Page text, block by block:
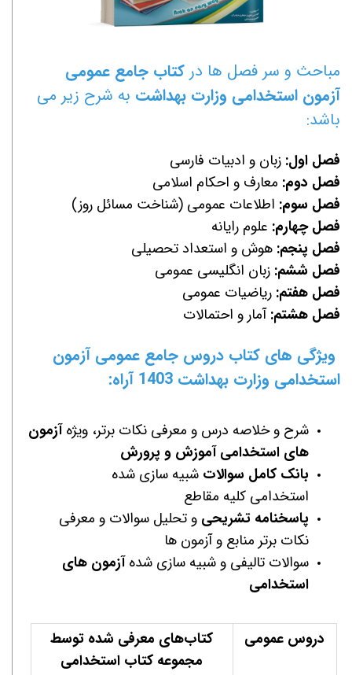
مباحث و سر فصل ها در کتاب جامع عمومی
آزمون استخدامی وزارت بهداشت به شرح زیر می
باشد:
فصل اول: زبان و ادبیات فارسی
فصل دوم: معارف و احکام اسلامی
فصل سوم: اطلاعات عمومی (شناخت مسائل روز)
فصل چهارم: علوم رایانه
فصل پنجم: هوش و استعداد تحصیلی
فصل ششم: زبان انگلیسی عمومی
فصل هفتم: ریاضیات عمومی
فصل هشتم:آمار و احتمالات
ویژگی های کتاب دروس جامع عمومی آزمون
استخدامی وزارت بهداشت
شرح و خلاصه درس و معرفی نکات برتر، ویژهآزمون
های استخدامی آموزش و پرورش
بانک کامل سوالات شبیه سازی شده
استخدامی کلیه مقاطع
پاسخنامه تشریحی و تحلیل سوالات و معرفی
نکات برتر منابع و آزمون ها
سوالات تالیفی و شبیه سازی شدهآزمون های
استخدامی
دروس عمومی
کتاب‌های معرفی شده توسط
مجموعه کتاب استخدامی